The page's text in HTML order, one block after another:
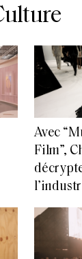
Avec
Film”,